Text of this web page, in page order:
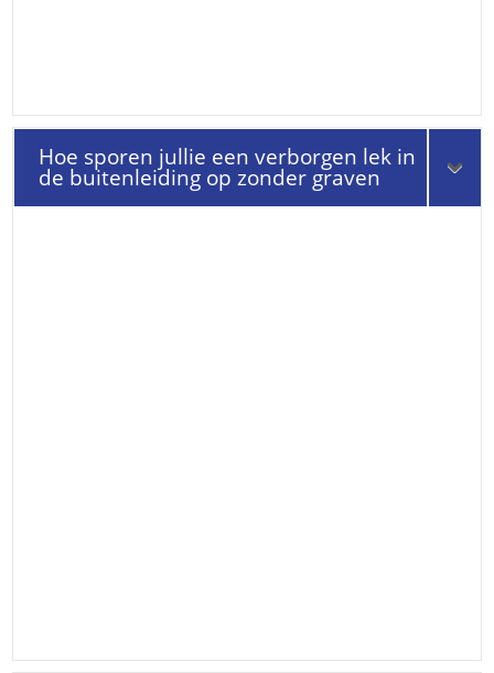
Hoe sporen jullie een verborgen lek in
de buitenleiding op zonder graven